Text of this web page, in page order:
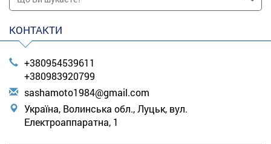
КОНТАКТИ
+380954539611
+380983920799
sashamoto1984@gmail.com
Україна, Волинська обл., Луцьк, вул.
Електроаппаратна, 1